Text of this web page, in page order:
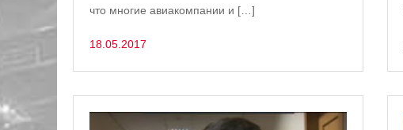
что многие авиакомпании и […]
18.05.2017